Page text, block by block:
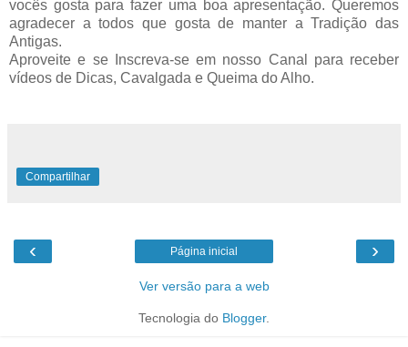
vocês gosta para fazer uma boa apresentação. Queremos
agradecer a todos que gosta de manter a Tradição das
Antigas.
Aproveite e se Inscreva-se em nosso Canal para receber
vídeos de Dicas, Cavalgada e Queima do Alho.
Compartilhar
‹ ›
Página inicial
Ver versão para a web
Tecnologia do Blogger.